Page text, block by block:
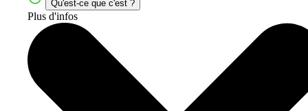
Qu'est-ce que c'est ?
Plus d'infos